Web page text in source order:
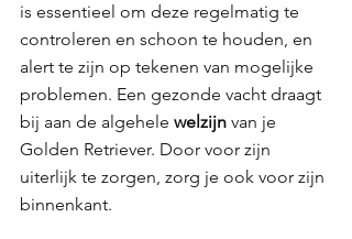
is essentieel om deze regelmatig te
controleren en schoon te houden, en
alert te zijn op tekenen van mogelijke
problemen. Een gezonde vacht draagt
bij aan de algehele welzijn van je
Golden Retriever. Door voor zijn
uiterlijk te zorgen, zorg je ook voor zijn
binnenkant.